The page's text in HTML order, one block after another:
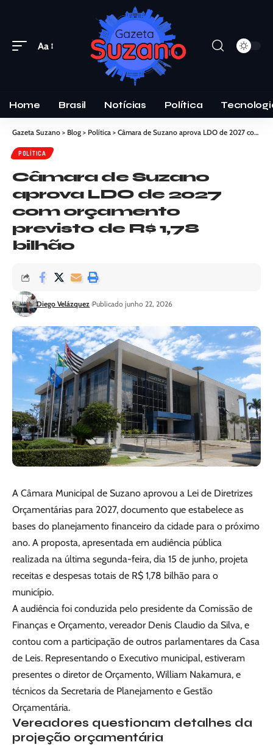
Aa
Home Brasil Notícias Política
Gazeta Suzano > Blog > Política > Câmara de Suzano aprova LDO de 2027 com orçamento previsto de R$ 1,78 bilhão
POLÍTICA
Câmara de Suzano
aprova LDO de 2027
com orçamento
previsto de R$ 1,78
bilhão
Diego Velázquez Publicado junho 22, 2026
A Câmara Municipal de Suzano aprovou a Lei de Diretrizes
Orçamentárias para 2027, documento que estabelece as
bases do planejamento financeiro da cidade para o próximo
ano. A proposta, apresentada em audiência pública
realizada na última segunda-feira, dia 15 de junho, projeta
receitas e despesas totais de R$ 1,78 bilhão para o
município.
A audiência foi conduzida pelo presidente da Comissão de
Finanças e Orçamento, vereador Denis Claudio da Silva, e
contou com a participação de outros parlamentares da Casa
de Leis. Representando o Executivo municipal, estiveram
presentes o diretor de Orçamento, William Nakamura, e
técnicos da Secretaria de Planejamento e Gestão
Orçamentária.
Vereadores questionam detalhes da
projeção orçamentária